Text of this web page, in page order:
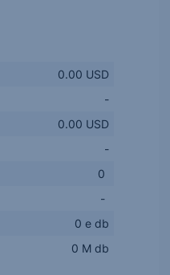
0.00 USD
-
0.00 USD
-
0
-
0 e db
0 M db